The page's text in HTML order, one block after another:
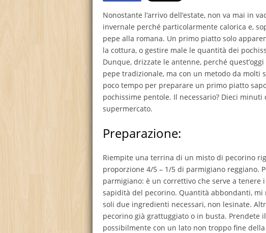
Nonostante l’arrivo dell’estate, non va mai in
invernale perché particolarmente calorica e,
pepe alla romana. Un primo piatto solo
la cottura, o gestire male le quantità dei
Dunque, drizzate le antenne, perché
pepe tradizionale, ma con un metodo da molti
poco tempo per preparare un primo piatto
pochissime pentole. Il necessario? Dieci
supermercato.
Preparazione:
Riempite una terrina di un misto di pecorino
proporzione 4/5 – 1/5 di parmigiano reggiano.
parmigiano: è un correttivo che serve a
sapidità del pecorino. Quantità abbondanti,
soli due ingredienti necessari, non lesinate.
pecorino già grattuggiato o in busta. Prendete
possibilmente con un lato non troppo fine